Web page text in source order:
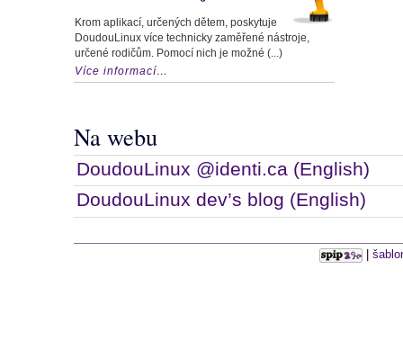
Krom aplikací, určených dětem, poskytuje
DoudouLinux více technicky zaměřené nástroje,
určené rodičům. Pomocí nich je možné (...)
Více informací…
Na webu
DoudouLinux @identi.ca (English)
DoudouLinux dev’s blog (English)